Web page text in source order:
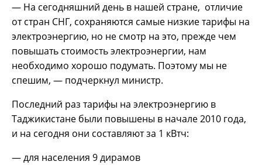
— На сегодняшний день в нашей стране, отличие
от стран СНГ, сохраняются самые низкие тарифы на
электроэнергию, но не смотр на это, прежде чем
повышать стоимость электроэнергии, нам
необходимо хорошо подумать. Поэтому мы не
спешим, — подчеркнул министр.
Последний раз тарифы на электроэнергию в
Таджикистане были повышены в начале 2010 года,
и на сегодня они составляют за 1 кВтч:
— для населения 9 дирамов